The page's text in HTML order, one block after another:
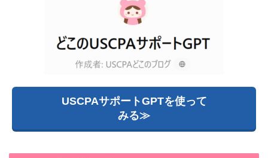
USCPAサポートGPTを使って
みる≫